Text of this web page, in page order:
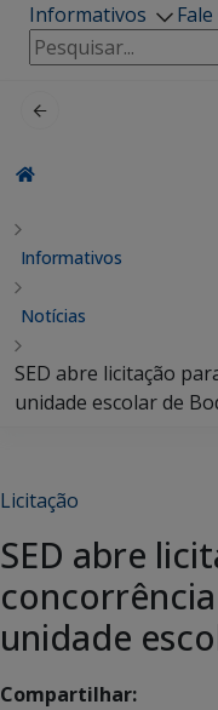
Informativos
Pesquisar
por:
Informativos
Notícias
SED abre licitação
unidade escolar de
Licitação
SED abre
unidade
Compartilhar: